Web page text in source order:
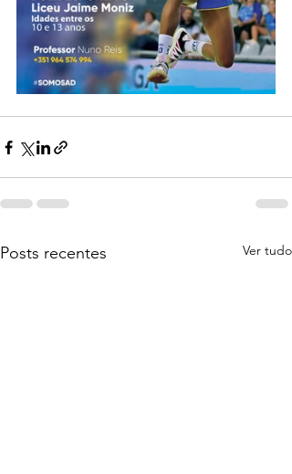
Posts recentes Ver tudo